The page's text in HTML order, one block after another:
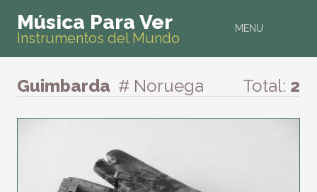
MENU
Música Para Ver
Instrumentos del Mundo
Guimbarda # Noruega Total: 2